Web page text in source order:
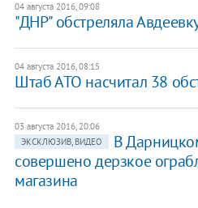
04 августа 2016, 09:08
"ДНР" обстреляла
04 августа 2016, 08:15
Штаб АТО насчитал 38
03 августа 2016, 20:06
ЭКСКЛЮЗИВ, ВИДЕО
В
совершено дерзкое
магазина